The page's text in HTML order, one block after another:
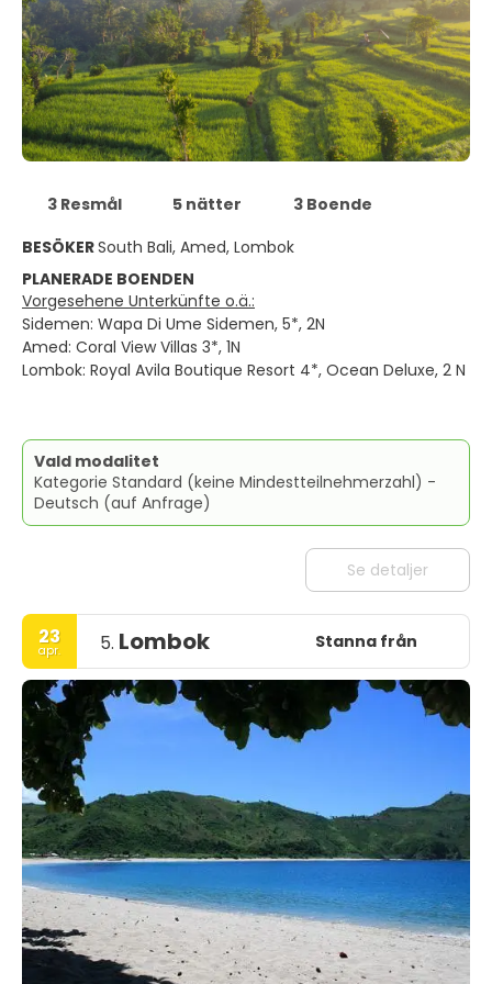
3 Resmål 5 nätter
3 Boende
BESÖKERSouth Bali, Amed, Lombok
PLANERADE BOENDEN
Vorgesehene Unterkünfte o.ä.:
Sidemen: Wapa Di Ume Sidemen, 5*, 2N
Amed: Coral View Villas 3*, 1N
Lombok: Royal Avila Boutique Resort 4*, Ocean Deluxe, 2 N
Vald modalitet
Kategorie Standard (keine Mindestteilnehmerzahl) -
Deutsch (auf Anfrage)
Se detaljer
23
apr. 5. Lombok Stanna från